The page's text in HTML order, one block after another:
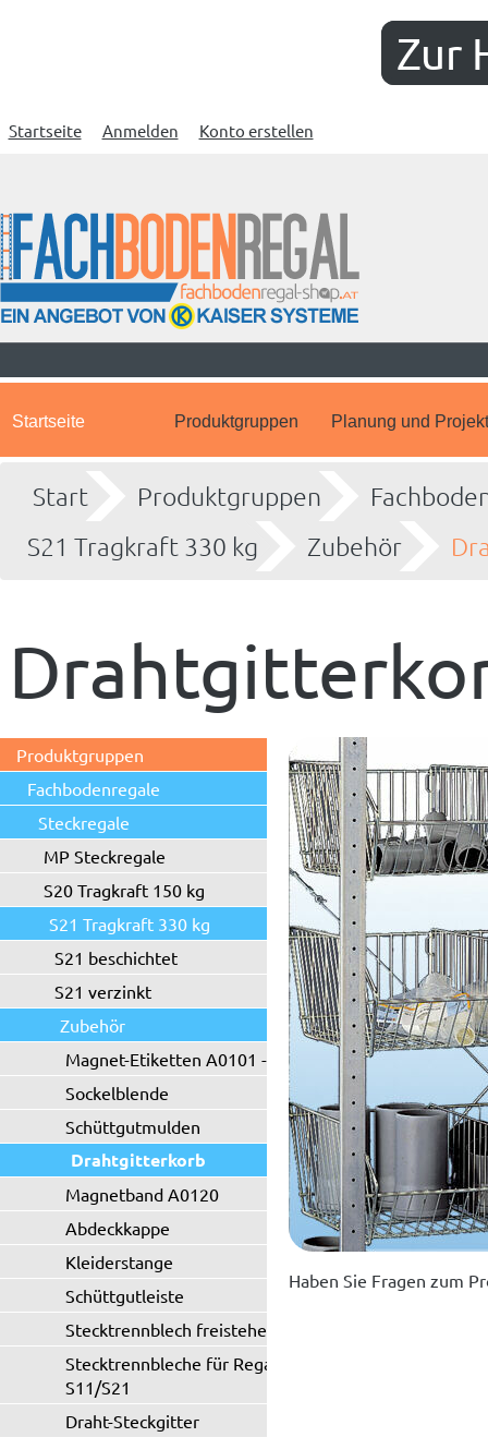
Zur
Startseite Anmelden Konto erstellen
Startseite Produktgruppen Planung und
Start Produktgruppen
S21 Tragkraft 330 kg
Zubehör
Produktgruppen
Fachbodenregale
Steckregale
MP Steckregale
S20 Tragkraft 150 kg
S21 Tragkraft 330 kg
S21 beschichtet
S21 verzinkt
Zubehör
Magnet-Etiketten A0101 - A0102
Sockelblende
Schüttgutmulden
Drahtgitterkorb
Magnetband A0120
Abdeckkappe
Kleiderstange
Schüttgutleiste
Stecktrennblech freistehend
Stecktrennbleche für Regaltyp
S11/S21
Draht-Steckgitter
Haben Sie Fragen zum